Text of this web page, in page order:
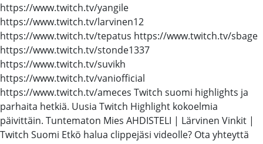
https://www.twitch.tv/yangile
https://www.twitch.tv/larvinen12
https://www.twitch.tv/tepatus https://www.twitch.tv/sbage
https://www.twitch.tv/stonde1337
https://www.twitch.tv/suvikh
https://www.twitch.tv/vaniofficial
https://www.twitch.tv/ameces Twitch suomi highlights ja
parhaita hetkiä. Uusia Twitch Highlight kokoelmia
päivittäin. Tuntematon Mies AHDISTELI | Lärvinen Vinkit |
Twitch Suomi Etkö halua clippejäsi videolle? Ota yhteyttä